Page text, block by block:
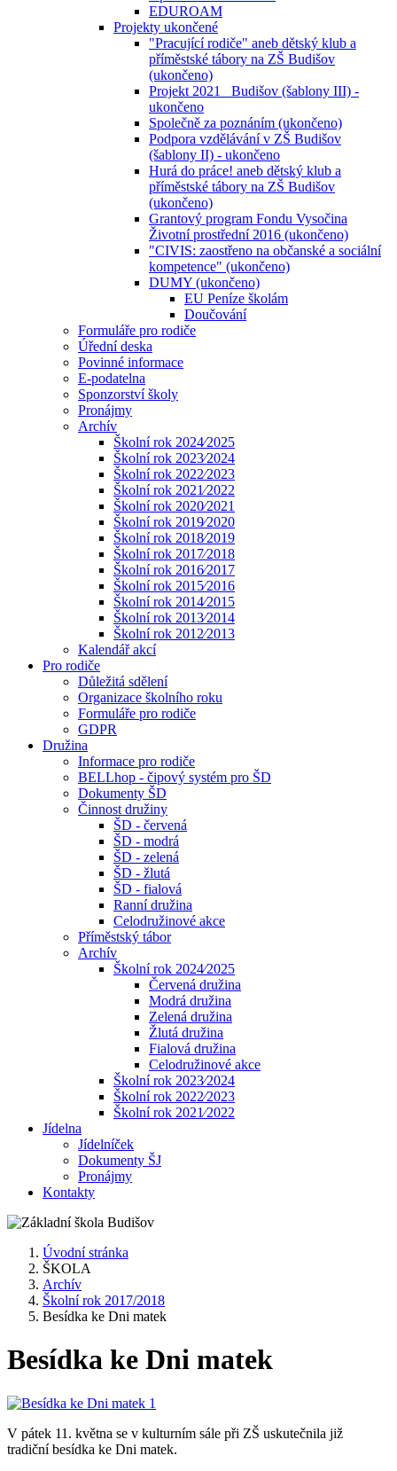
EDUROAM
Projekty ukončené
"Pracující rodiče" aneb dětský klub a
příměstské tábory na ZŠ Budišov
(ukončeno)
Projekt 2021_ Budišov (šablony III) -
ukončeno
Společně za poznáním (ukončeno)
Podpora vzdělávání v ZŠ Budišov
(šablony II) - ukončeno
Hurá do práce! aneb dětský klub a
příměstské tábory na ZŠ Budišov
(ukončeno)
Grantový program Fondu Vysočina
Životní prostřední 2016 (ukončeno)
"CIVIS: zaostřeno na občanské a sociální
kompetence" (ukončeno)
DUMY (ukončeno)
EU Peníze školám
Doučování
Formuláře pro rodiče
Úřední deska
Povinné informace
E-podatelna
Sponzorství školy
Pronájmy
Archív
Školní rok 2024⁄2025
Školní rok 2023⁄2024
Školní rok 2022⁄2023
Školní rok 2021⁄2022
Školní rok 2020⁄2021
Školní rok 2019⁄2020
Školní rok 2018⁄2019
Školní rok 2017⁄2018
Školní rok 2016⁄2017
Školní rok 2015⁄2016
Školní rok 2014⁄2015
Školní rok 2013⁄2014
Školní rok 2012⁄2013
Kalendář akcí
Pro rodiče
Důležitá sdělení
Organizace školního roku
Formuláře pro rodiče
GDPR
Družina
Informace pro rodiče
BELLhop - čipový systém pro ŠD
Dokumenty ŠD
Činnost družiny
ŠD - červená
ŠD - modrá
ŠD - zelená
ŠD - žlutá
ŠD - fialová
Ranní družina
Celodružinové akce
Příměstský tábor
Archív
Školní rok 2024⁄2025
Červená družina
Modrá družina
Zelená družina
Žlutá družina
Fialová družina
Celodružinové akce
Školní rok 2023⁄2024
Školní rok 2022⁄2023
Školní rok 2021⁄2022
Jídelna
Jídelníček
Dokumenty ŠJ
Pronájmy
Kontakty
Úvodní stránka
ŠKOLA
Archív
Školní rok 2017/2018
Besídka ke Dni matek
Besídka ke Dni matek
V pátek 11. května se v kulturním sále při ZŠ uskutečnila již
tradiční besídka ke Dni matek.